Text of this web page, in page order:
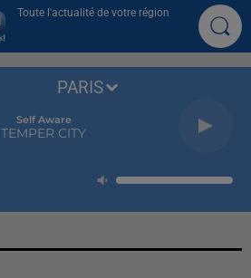
Toute l'actualité de votre région
Self Aware
TEMPER CITY
PARIS